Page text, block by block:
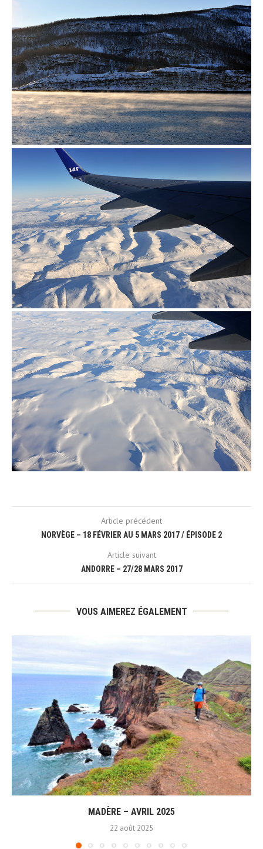
Article précédent
NORVÈGE – 18 FÉVRIER AU 5 MARS 2017 / ÉPISODE 2
Article suivant
ANDORRE – 27/28 MARS 2017
VOUS AIMEREZ ÉGALEMENT
MADÈRE – AVRIL 2025
22 août 2025